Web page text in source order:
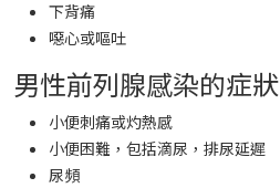
下背痛
噁心或嘔吐
男性前列腺感染的症狀
小便刺痛或灼熱感
小便困難，包括滴尿，排尿延遲
尿頻